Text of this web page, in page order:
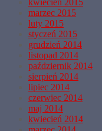
marzec 2015
luty 2015
styczeń 2015
grudzień 2014
listopad 2014
październik 2014
sierpień 2014
lipiec 2014
czerwiec 2014
maj 2014
kwiecień 2014